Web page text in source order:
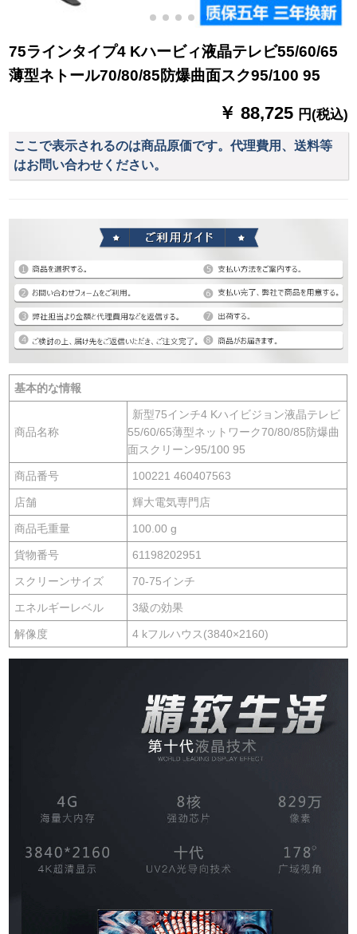
75ラインタイプ4 Kハービィ液晶テレビ55/60/65
薄型ネトール70/80/85防爆曲面スク95/100 95
￥ 88,725 円(税込)
ここで表示されるのは商品原価です。代理費用、送料等
はお問い合わせください。
基本的な情報
商品名称
新型75インチ4 Kハイビジョン液晶テレビ
55/60/65薄型ネットワーク70/80/85防爆曲
面スクリーン95/100 95
商品番号 100221 460407563
店舗 輝大電気専門店
商品毛重量 100.00 g
貨物番号 61198202951
スクリーンサイズ 70-75インチ
エネルギーレベル 3級の効果
解像度 4 kフルハウス(3840×2160)